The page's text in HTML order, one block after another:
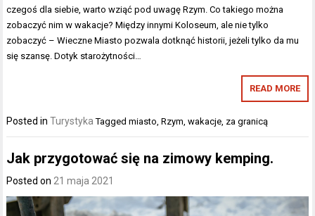
czegoś dla siebie, warto wziąć pod uwagę Rzym. Co takiego można
zobaczyć nim w wakacje? Między innymi Koloseum, ale nie tylko
zobaczyć – Wieczne Miasto pozwala dotknąć historii, jeżeli tylko da mu
się szansę. Dotyk starożytności…
READ MORE
Posted inTurystyka Taggedmiasto ,Rzym ,wakacje za granicą
Jak przygotować się na zimowy kemping.
Posted on 21 maja 2021